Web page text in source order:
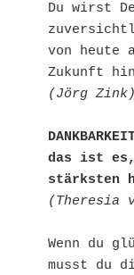
Du wirst
von heute
Zukunft
(Jörg Zink)
das ist es,
stärksten
(Theresia
Wenn du